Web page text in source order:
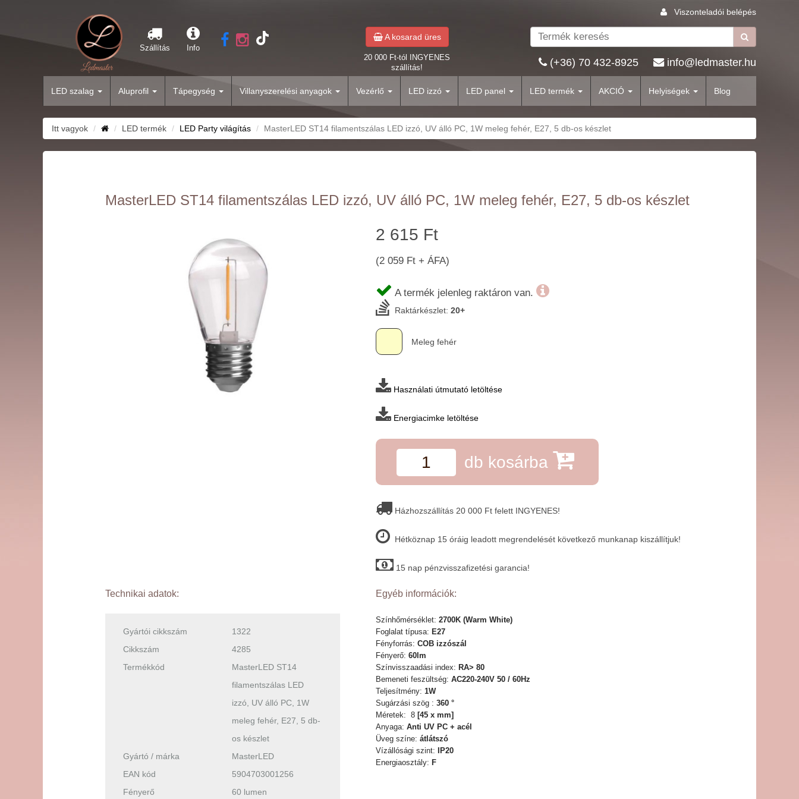
Viszonteladói belépés
Szállítás Info
A kosarad üres
20 000 Ft-tól INGYENES
szállítás!
(+36) 70 432-8925 info@ledmaster.hu
LED szalag Aluprofil Tápegység Villanyszerelési anyagok Vezérlő LED izzó LED panel LED termék AKCIÓ Helyiségek Blog
Itt vagyok LED termék LED Party világítás MasterLED ST14 filamentszálas LED izzó, UV álló PC, 1W meleg fehér, E27, 5 db-os készlet
MasterLED ST14 filamentszálas LED izzó, UV álló PC, 1W meleg fehér, E27, 5 db-os készlet
2 615 Ft
(2 059 Ft + ÁFA)
A termék jelenleg raktáron van.
Raktárkészlet: 20+
Meleg fehér
Használati útmutató letöltése
Energiacimke letöltése
db kosárba
Házhozszállítás 20 000 Ft felett INGYENES!
Hétköznap 15 óráig leadott megrendelését következő munkanap kiszállítjuk!
15 nap pénzvisszafizetési garancia!
Technikai adatok:
Gyártói cikkszám
1322
Cikkszám
4285
Termékkód
MasterLED ST14
filamentszálas LED
izzó, UV álló PC, 1W
meleg fehér, E27, 5 db-
os készlet
Gyártó / márka
MasterLED
EAN kód
5904703001256
Fényerő
60 lumen
Egyéb információk:
Színhőmérséklet: 2700K (Warm White)
Foglalat típusa: E27
Fényforrás: COB izzószál
Fényerő: 60lm
Színvisszaadási index: RA> 80
Bemeneti feszültség: AC220-240V 50 / 60Hz
Teljesítmény: 1W
Sugárzási szög : 360 °
Méretek: 8 [45 x mm]
Anyaga: Anti UV PC + acél
Üveg színe: átlátszó
Vízállósági szint:
IP20
Energiaosztály: F